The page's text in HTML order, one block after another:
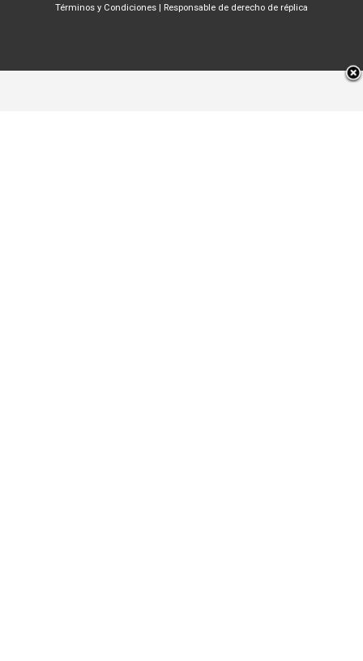
Términos y Condiciones | Responsable de derecho de réplica